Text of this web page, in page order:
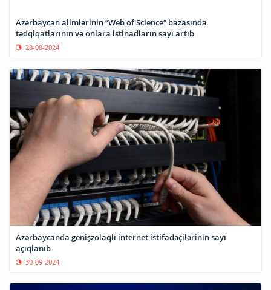
Azərbaycan alimlərinin “Web of Science” bazasında
tədqiqatlarının və onlara istinadların sayı artıb
28-08-2024
Azərbaycanda genişzolaqlı internet istifadəçilərinin sayı
açıqlanıb
30-09-2024